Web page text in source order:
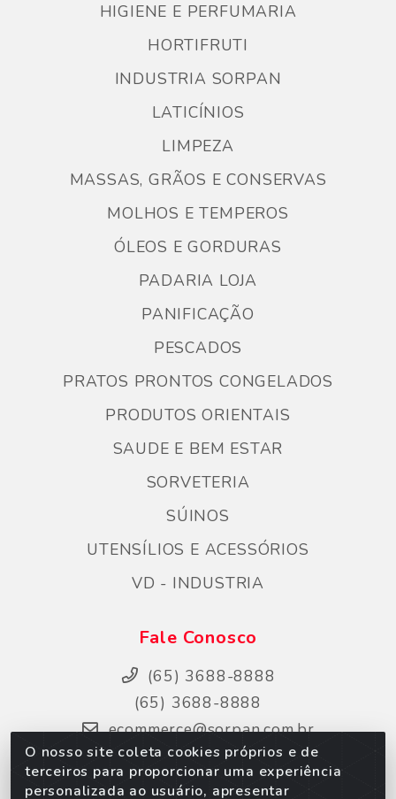
O nosso site coleta cookies próprios e de
terceiros para proporcionar uma experiência
personalizada ao usuário, apresentar
HIGIENE E PERFUMARIA
HORTIFRUTI
INDUSTRIA SORPAN
LATICÍNIOS
LIMPEZA
MASSAS, GRÃOS E CONSERVAS
MOLHOS E TEMPEROS
ÓLEOS E GORDURAS
PADARIA LOJA
PANIFICAÇÃO
PESCADOS
PRATOS PRONTOS CONGELADOS
PRODUTOS ORIENTAIS
SAUDE E BEM ESTAR
SORVETERIA
SÚINOS
UTENSÍLIOS E ACESSÓRIOS
VD - INDUSTRIA
Fale Conosco
(65) 3688-8888
(65) 3688-8888
ecommerce@sorpan.com.br
Instagram
Facebook